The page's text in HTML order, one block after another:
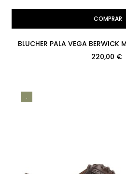
COMPRAR
BLUCHER PALA VEGA BERWICK
ROIS NEGRO PISO
220,00 €
.